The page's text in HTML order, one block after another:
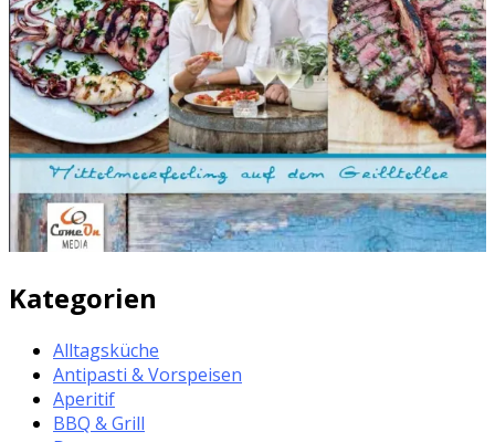
Kategorien
Alltagsküche
Antipasti & Vorspeisen
Aperitif
BBQ & Grill